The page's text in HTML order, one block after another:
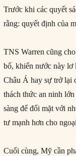
Trước khi các quyết
rằng: quyết định của
TNS Warren cũng
bố, khiến nước này lơ
Châu Á hay sự trở lại
thách thức an ninh
sàng để đối mặt với
tư mạnh hơn cho
Cuối cùng, Mỹ cần